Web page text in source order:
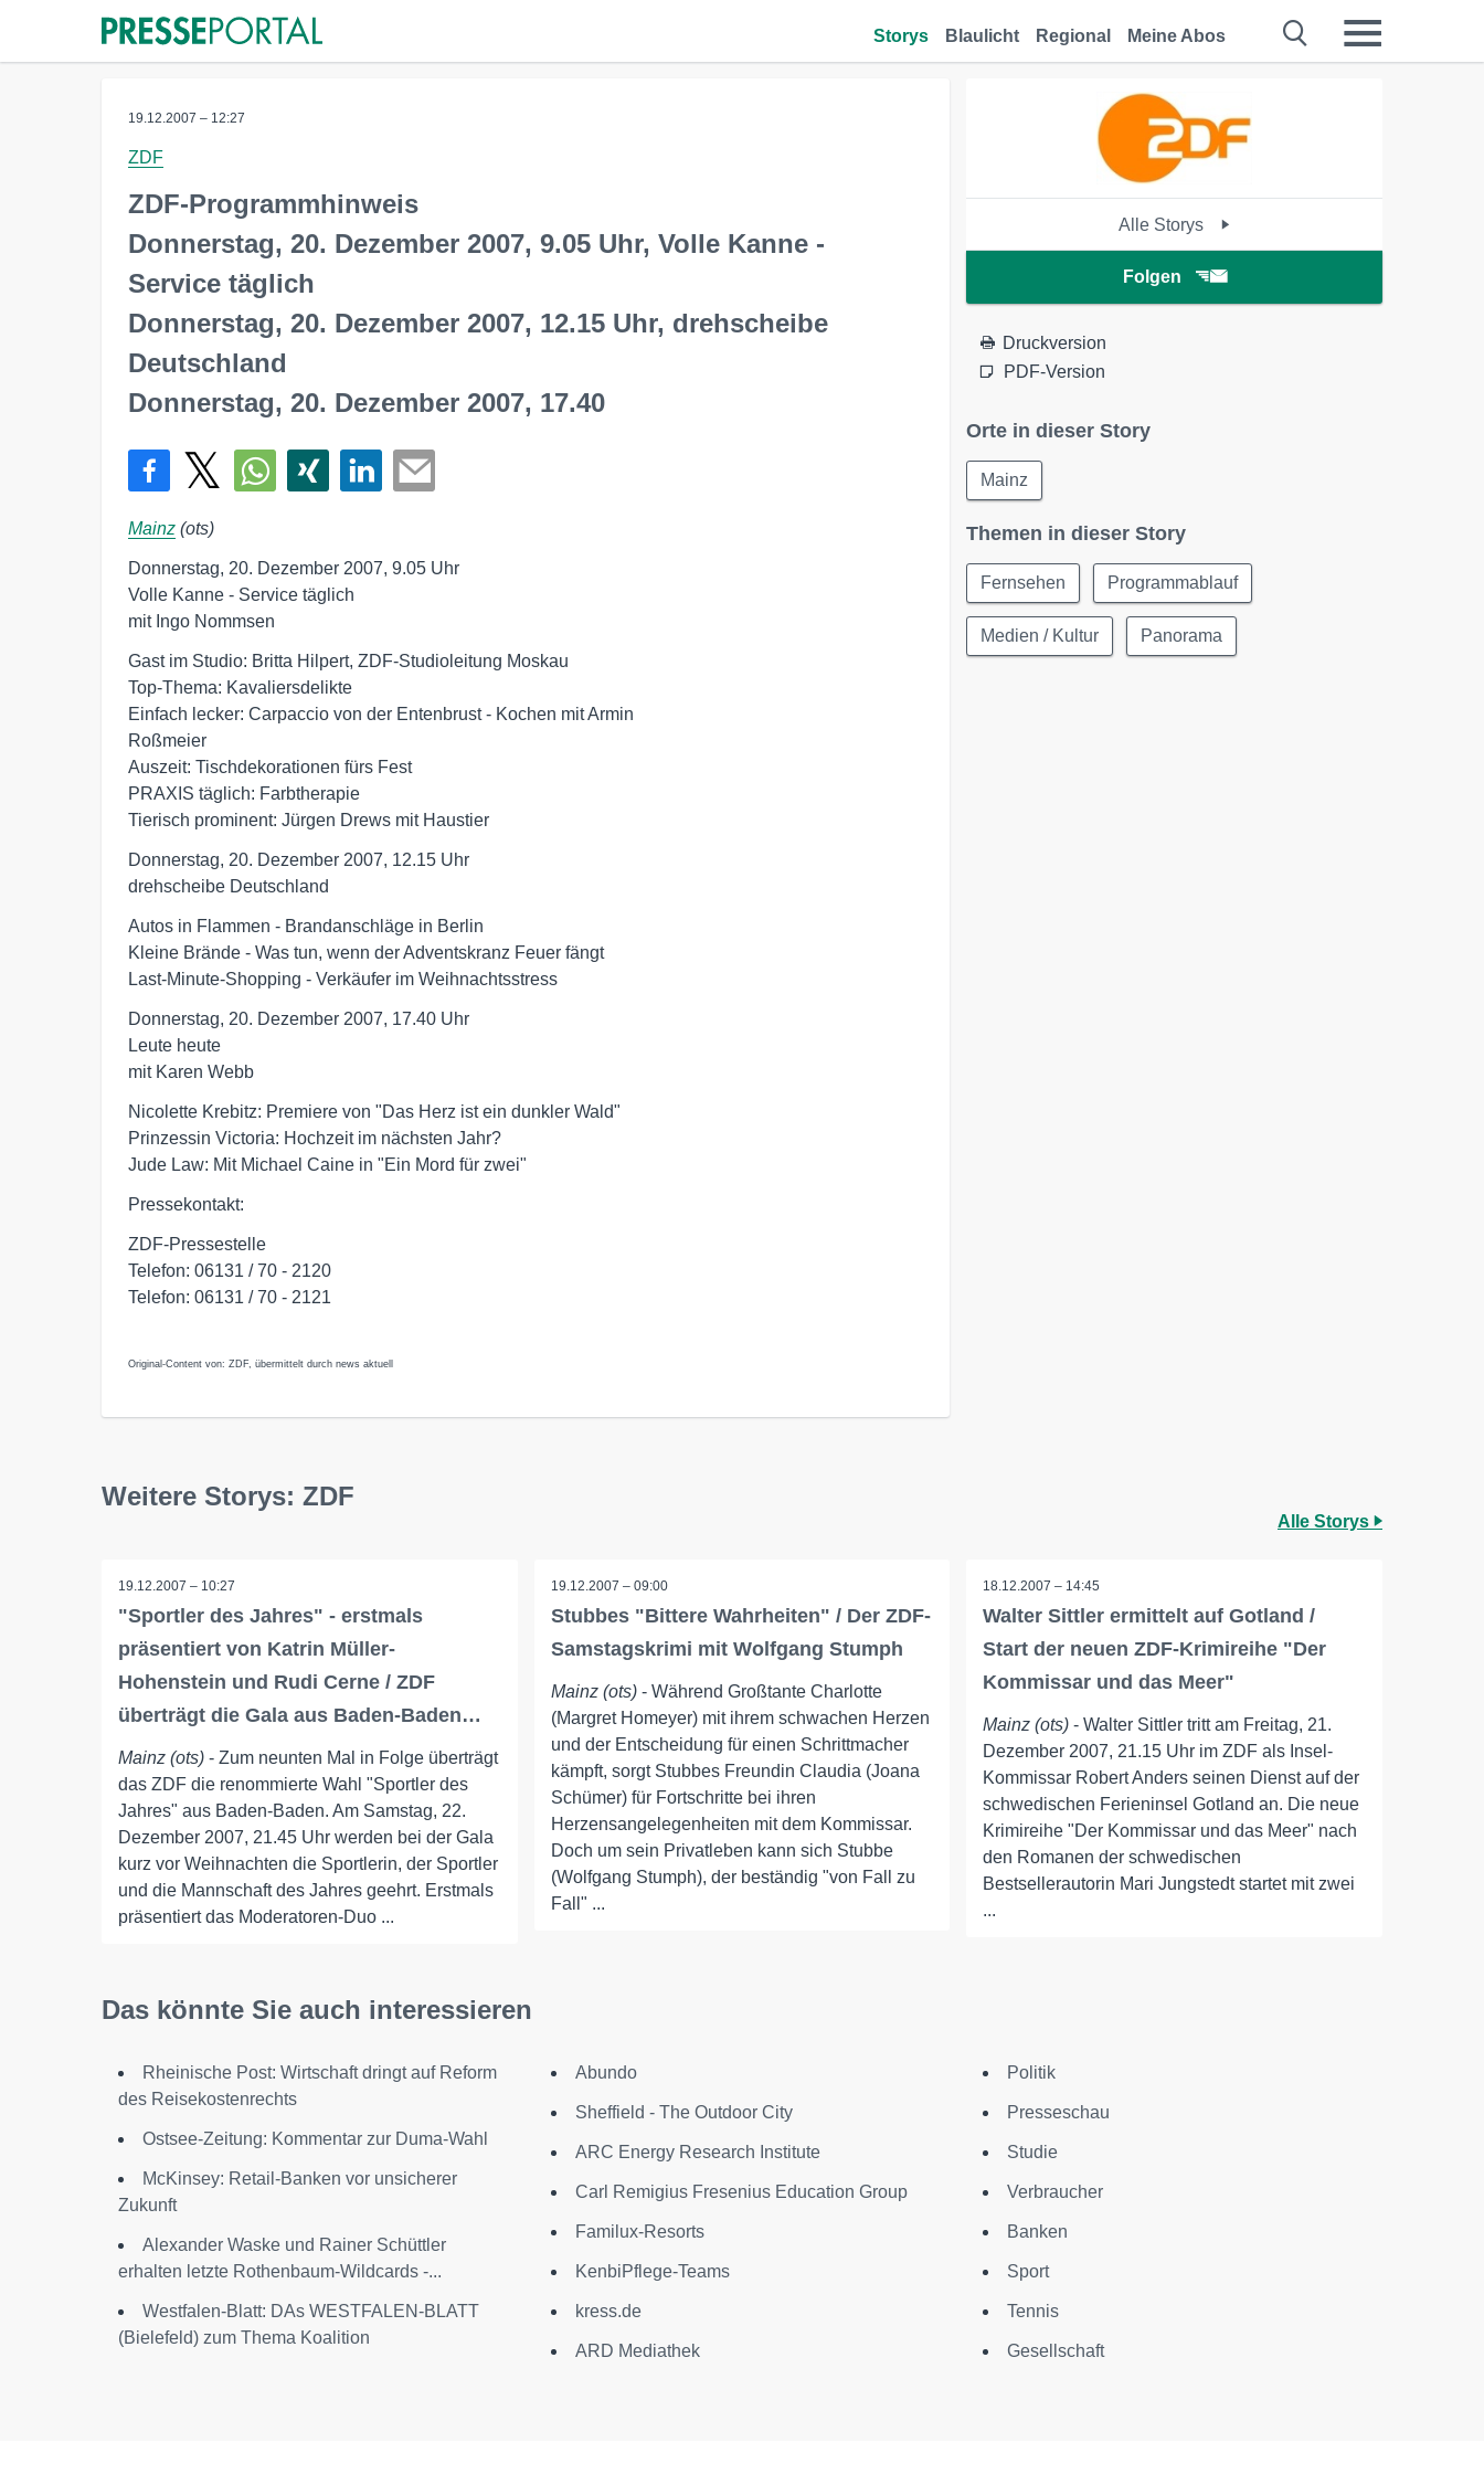
Storys Blaulicht Regional Meine Abos
19.12.2007 – 12:27
ZDF
ZDF-Programmhinweis
Donnerstag, 20. Dezember 2007, 9.05 Uhr, Volle Kanne -
Service täglich
Donnerstag, 20. Dezember 2007, 12.15 Uhr, drehscheibe
Deutschland
Donnerstag, 20. Dezember 2007, 17.40
Mainz (ots)
Donnerstag, 20. Dezember 2007, 9.05 Uhr
Volle Kanne - Service täglich
mit Ingo Nommsen
Gast im Studio: Britta Hilpert, ZDF-Studioleitung Moskau
Top-Thema: Kavaliersdelikte
Einfach lecker: Carpaccio von der Entenbrust - Kochen mit Armin
Roßmeier
Auszeit: Tischdekorationen fürs Fest
PRAXIS täglich: Farbtherapie
Tierisch prominent: Jürgen Drews mit Haustier
Donnerstag, 20. Dezember 2007, 12.15 Uhr
drehscheibe Deutschland
Autos in Flammen - Brandanschläge in Berlin
Kleine Brände - Was tun, wenn der Adventskranz Feuer fängt
Last-Minute-Shopping - Verkäufer im Weihnachtsstress
Donnerstag, 20. Dezember 2007, 17.40 Uhr
Leute heute
mit Karen Webb
Nicolette Krebitz: Premiere von "Das Herz ist ein dunkler Wald"
Prinzessin Victoria: Hochzeit im nächsten Jahr?
Jude Law: Mit Michael Caine in "Ein Mord für zwei"
Pressekontakt:
ZDF-Pressestelle
Telefon: 06131 / 70 - 2120
Telefon: 06131 / 70 - 2121
Original-Content von: ZDF, übermittelt durch news aktuell
Alle Storys
Folgen
Druckversion
PDF-Version
Orte in dieser Story
Mainz
Themen in dieser Story
Fernsehen Programmablauf
Medien / Kultur Panorama
Weitere Storys: ZDF
Alle Storys
19.12.2007 – 10:27
"Sportler des Jahres" - erstmals
präsentiert von Katrin Müller-
Hohenstein und Rudi Cerne / ZDF
überträgt die Gala aus Baden-Baden…
Mainz (ots) - Zum neunten Mal in Folge überträgt
das ZDF die renommierte Wahl "Sportler des
Jahres" aus Baden-Baden. Am Samstag, 22.
Dezember 2007, 21.45 Uhr werden bei der Gala
kurz vor Weihnachten die Sportlerin, der Sportler
und die Mannschaft des Jahres geehrt. Erstmals
präsentiert das Moderatoren-Duo ...
19.12.2007 – 09:00
Stubbes "Bittere Wahrheiten" / Der ZDF-
Samstagskrimi mit Wolfgang Stumph
Mainz (ots)- Während Großtante Charlotte
(Margret Homeyer) mit ihrem schwachen Herzen
und der Entscheidung für einen Schrittmacher
kämpft, sorgt Stubbes Freundin Claudia (Joana
Schümer) für Fortschritte bei ihren
Herzensangelegenheiten mit dem Kommissar.
Doch um sein Privatleben kann sich Stubbe
(Wolfgang Stumph), der beständig "von Fall zu
Fall" ...
18.12.2007 – 14:45
Walter Sittler ermittelt auf Gotland /
Start der neuen ZDF-Krimireihe "Der
Kommissar und das Meer"
Mainz (ots) - Walter Sittler tritt am Freitag, 21.
Dezember 2007, 21.15 Uhr im ZDF als Insel-
Kommissar Robert Anders seinen Dienst auf der
schwedischen Ferieninsel Gotland an. Die neue
Krimireihe "Der Kommissar und das Meer" nach
den Romanen der schwedischen
Bestsellerautorin Mari Jungstedt startet mit zwei
...
Das könnte Sie auch interessieren
Rheinische Post: Wirtschaft dringt auf Reform
des Reisekostenrechts
Ostsee-Zeitung: Kommentar zur Duma-Wahl
McKinsey: Retail-Banken vor unsicherer
Zukunft
Alexander Waske und Rainer Schüttler
erhalten letzte Rothenbaum-Wildcards -...
Westfalen-Blatt: DAs WESTFALEN-BLATT
(Bielefeld) zum Thema Koalition
Abundo
Sheffield - The Outdoor City
ARC Energy Research Institute
Carl Remigius Fresenius Education Group
Familux-Resorts
KenbiPflege-Teams
kress.de
ARD Mediathek
Politik
Presseschau
Studie
Verbraucher
Banken
Sport
Tennis
Gesellschaft